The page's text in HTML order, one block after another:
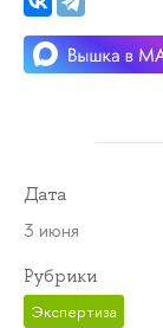
Дата
3 июня
Рубрики
Экспертиза